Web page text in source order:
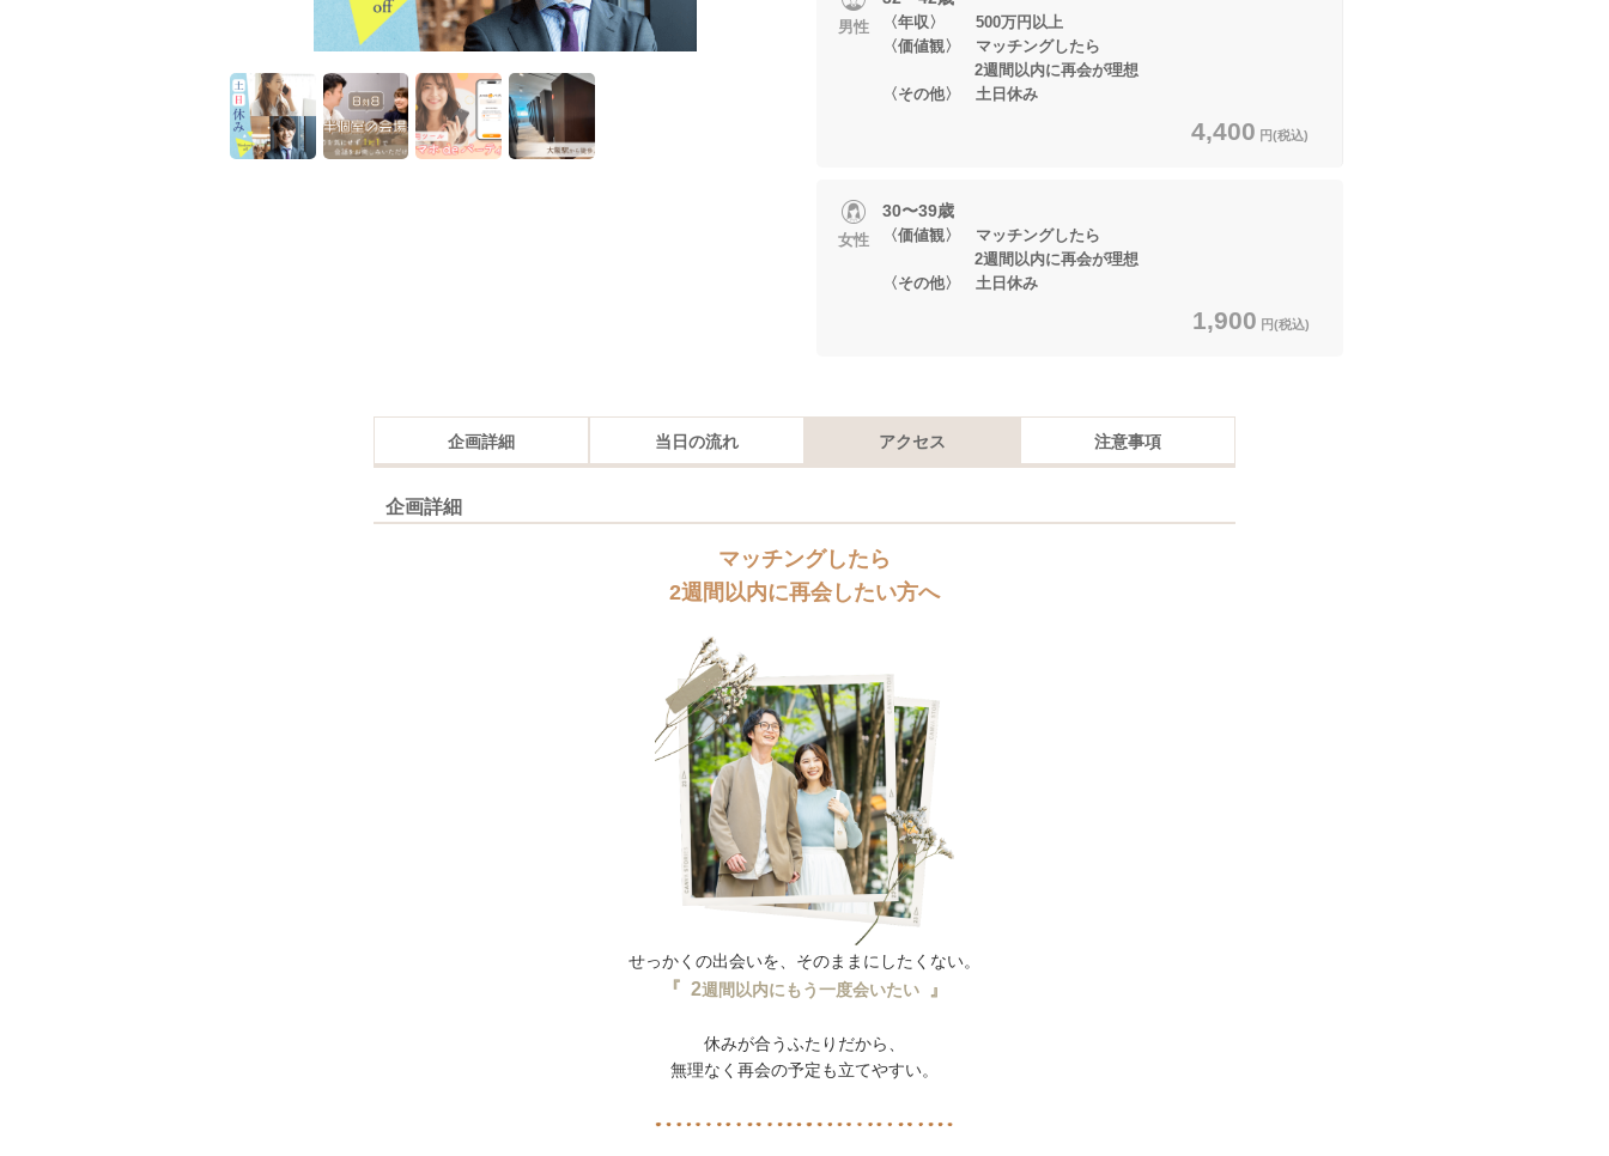
男性
〈年収〉 500万円以上
〈価値観〉 マッチングしたら
2週間以内に再会が理想
〈その他〉 土日休み
4,400 円(税込)
女性
30〜39歳
〈価値観〉 マッチングしたら
2週間以内に再会が理想
〈その他〉 土日休み
1,900 円(税込)
企画詳細 当日の流れ アクセス 注意事項
企画詳細
マッチングしたら
2週間以内に再会したい方へ
せっかくの出会いを、そのままにしたくない。
『 2週間以内にもう一度会いたい 』
休みが合うふたりだから、
無理なく再会の予定も立てやすい。